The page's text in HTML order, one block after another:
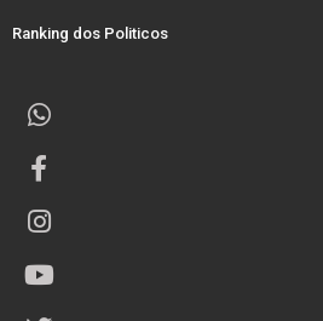
Ranking dos Politicos